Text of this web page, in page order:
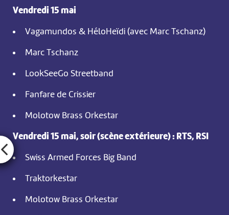
Vendredi 15 mai
Vagamundos & HéloHeïdi (avec Marc Tschanz)
Marc Tschanz
LookSeeGo Streetband
Fanfare de Crissier
Molotow Brass Orkestar
Vendredi 15 mai, soir (scène extérieure) : RTS, RSI
Swiss Armed Forces Big Band
Traktorkestar
Molotow Brass Orkestar